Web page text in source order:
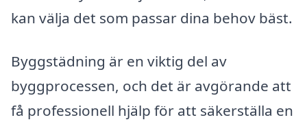
kan välja det som passar dina behov bäst.
Byggstädning är en viktig del av
byggprocessen, och det är avgörande att
få professionell hjälp för att säkerställa en